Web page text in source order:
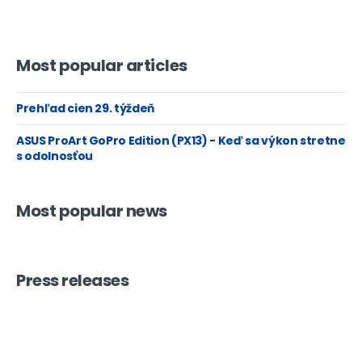
Most popular articles
Prehľad cien 29. týždeň
ASUS ProArt GoPro Edition (PX13) - Keď sa výkon stretne
s odolnosťou
Most popular news
Press releases